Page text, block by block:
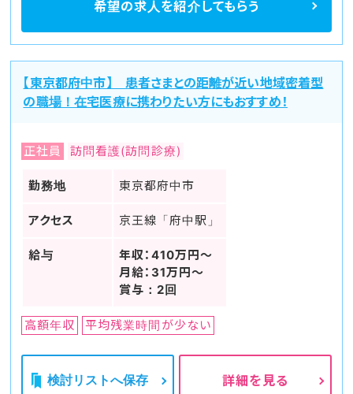
希望の求人を紹介してもらう
【東京都府中市】 患者さまとの距離が近い地域密着型
の職場！在宅医療に携わりたい方にもおすすめ！
正社員 訪問看護(訪問診療)
勤務地 東京都府中市
アクセス 京王線「府中駅」
給与
年収：410万円～
月給：31万円～
賞与：2回
高額年収 平均残業時間が少ない
検討リストへ保存 詳細を見る